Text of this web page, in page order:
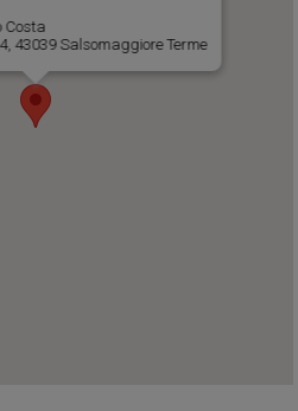
Costa
43039 Salsomaggiore Terme